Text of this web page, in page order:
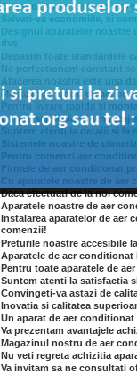
Calitatea superioara ne
Salvati-va economiile, si
Designul aparatelor
dvs
Depasim toate standardele
Ne perfectionam constant
Afacerea noastra este una
Magazinul nostru de aer
Pentru livrare rapida si
Durata serviciilor de montaj
Suntem atenti la detalii si la
Sistemele noastre de
Pentru comenzi aer
Firmele de aer conditionat
Cu aparatele noastre de
Daca efectuati de la noi
Aparatele noastre de aer
Instalarea aparatelor de aer
comenzii!
Preturile noastre accesibile
Aparatele de aer
Pentru toate aparatele de
Suntem atenti la satisfactia
Convingeti-va astazi de
Inovatia si calitatea
Un aparat de aer
Va prezentam avantajele
Magazinul nostru de aer
Nu veti regreta achizitia
Va invitam sa ne consultati